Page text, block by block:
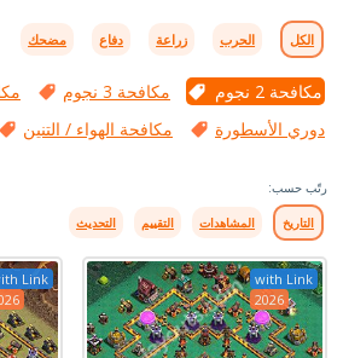
الكل الحرب زراعة دفاع مضحك
مكافحة 2 نجوم مكافحة 3 نجوم
دوري الأسطورة
مكافحة الهواء / التنين
رتّب حسب:
التاريخ المشاهدات التقييم التحديث
with Link
2026
Link